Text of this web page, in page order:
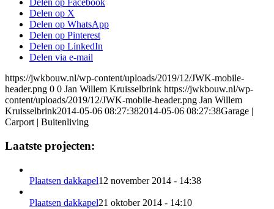
Delen op Facebook
Delen op X
Delen op WhatsApp
Delen op Pinterest
Delen op LinkedIn
Delen via e-mail
https://jwkbouw.nl/wp-content/uploads/2019/12/JWK-mobile-
header.png 0 0 Jan Willem Kruisselbrink https://jwkbouw.nl/wp-
content/uploads/2019/12/JWK-mobile-header.png Jan Willem
Kruisselbrink2014-05-06 08:27:382014-05-06 08:27:38Garage |
Carport | Buitenliving
Laatste projecten:
Plaatsen dakkapel12 november 2014 - 14:38
Plaatsen dakkapel21 oktober 2014 - 14:10